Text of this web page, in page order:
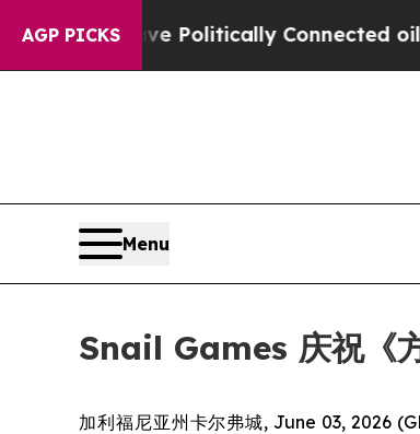
AGP PICKS
Gave Politically Connected oil
Menu
Snail Games 庆祝《
加利福尼亚州卡尔弗城, June 03, 2026